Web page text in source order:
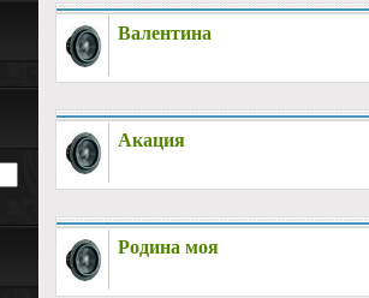
Валентина
Акация
Родина моя